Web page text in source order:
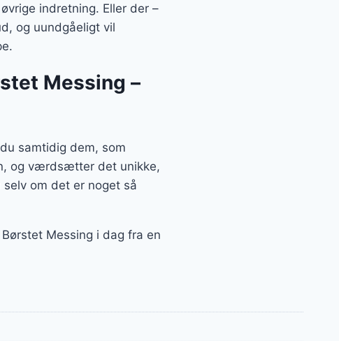
indretning. Eller der –
og uundgåeligt vil
Messing –
samtidig dem, som
og værdsætter det unikke,
om det er noget så
Messing i dag fra en